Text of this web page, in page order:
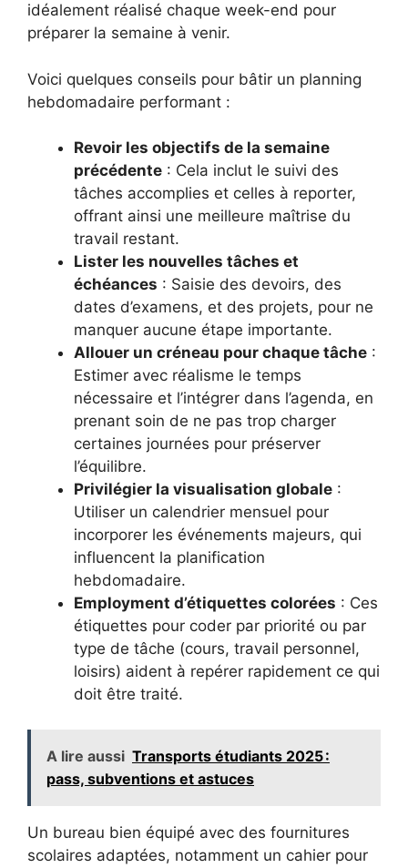
idéalement réalisé chaque week-end pour
préparer la semaine à venir.
Voici quelques conseils pour bâtir un planning
hebdomadaire performant :
Revoir les objectifs de la semaine
précédente : Cela inclut le suivi des
tâches accomplies et celles à reporter,
offrant ainsi une meilleure maîtrise du
travail restant.
Lister les nouvelles tâches et
échéances : Saisie des devoirs, des
dates d’examens, et des projets, pour ne
manquer aucune étape importante.
Allouer un créneau pour chaque tâche :
Estimer avec réalisme le temps
nécessaire et l’intégrer dans l’agenda, en
prenant soin de ne pas trop charger
certaines journées pour préserver
l’équilibre.
Privilégier la visualisation globale :
Utiliser un calendrier mensuel pour
incorporer les événements majeurs, qui
influencent la planification
hebdomadaire.
Employment d’étiquettes colorées : Ces
étiquettes pour coder par priorité ou par
type de tâche (cours, travail personnel,
loisirs) aident à repérer rapidement ce qui
doit être traité.
A lire aussi Transports étudiants 2025 :
pass, subventions et astuces
Un bureau bien équipé avec des fournitures
scolaires adaptées, notamment un cahier pour